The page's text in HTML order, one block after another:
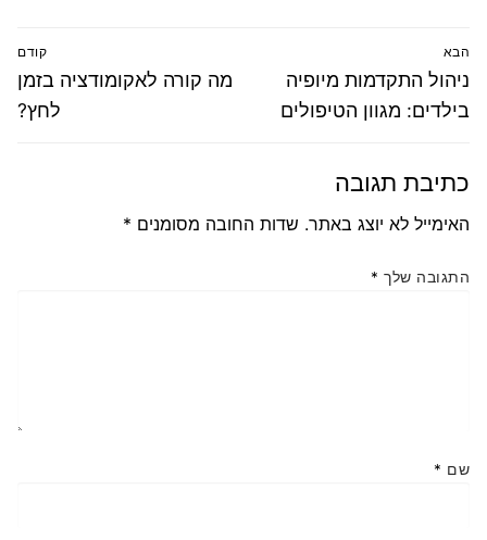
ניווט קודם
פוסט
מה קורה לאקומודציה בזמן
לחץ?
הבא
הפוסט
הבא:
ניהול התקדמות מיופיה
בילדים: מגוון הטיפולים
כתיבת תגובה
האימייל לא יוצג באתר. שדות החובה מסומנים *
התגובה שלך *
שם *